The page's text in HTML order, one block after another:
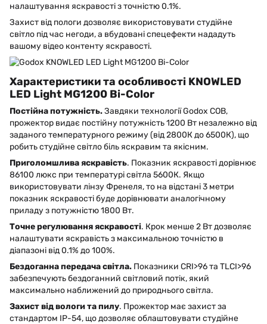
налаштування яскравості з точністю 0.1%.
Захист від пологи дозволяє використовувати студійне
світло під час негоди, а вбудовані спецефекти нададуть
вашому відео контенту яскравості.
Характеристики та особливості KNOWLED
LED Light MG1200 Bi-Color
Постійна потужність.Завдяки технології Godox COB,
прожектор видає постійну потужність 1200 Вт незалежно від
заданого температурного режиму (від 2800К до 6500К), що
робить студійне світло біль яскравим та якісним.
Приголомшлива яскравість. Показник яскравості дорівнює
86100 люкс при температурі світла 5600К. Якщо
використовувати лінзу Френеля, то на відстані 3 метри
показник яскравості буде дорівнювати аналогічному
приладу з потужністю 1800 Вт.
Точне регулювання яскравості. Крок менше 2 Вт дозволяє
налаштувати яскравість з максимальною точністю в
діапазоні від 0.1% до 100%.
Бездоганна передача світла. Показники CRI>96 та TLCI>96
забезпечують бездоганний світловий потік, який
максимально наближений до природнього світла.
Захист від вологи та пилу. Прожектор має захист за
стандартом IP-54, що дозволяє облаштовувати студійне